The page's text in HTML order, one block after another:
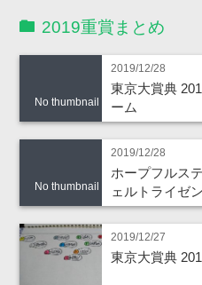
2019重賞まとめ
No thumbnail
2019/12/28
東京大賞典
ーム
No thumbnail
2019/12/28
ホープフルス
ェルトライゼ
2019/12/27
東京大賞典